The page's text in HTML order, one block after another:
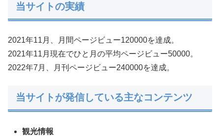
当サイトの実績
2021年11月、月間ページビュー120000を達成。
2021年11月現在でひと月の平均ページビュー50000。
2022年7月、月刊ページビュー240000を達成。
当サイトが発信している主なコンテンツ
観光情報